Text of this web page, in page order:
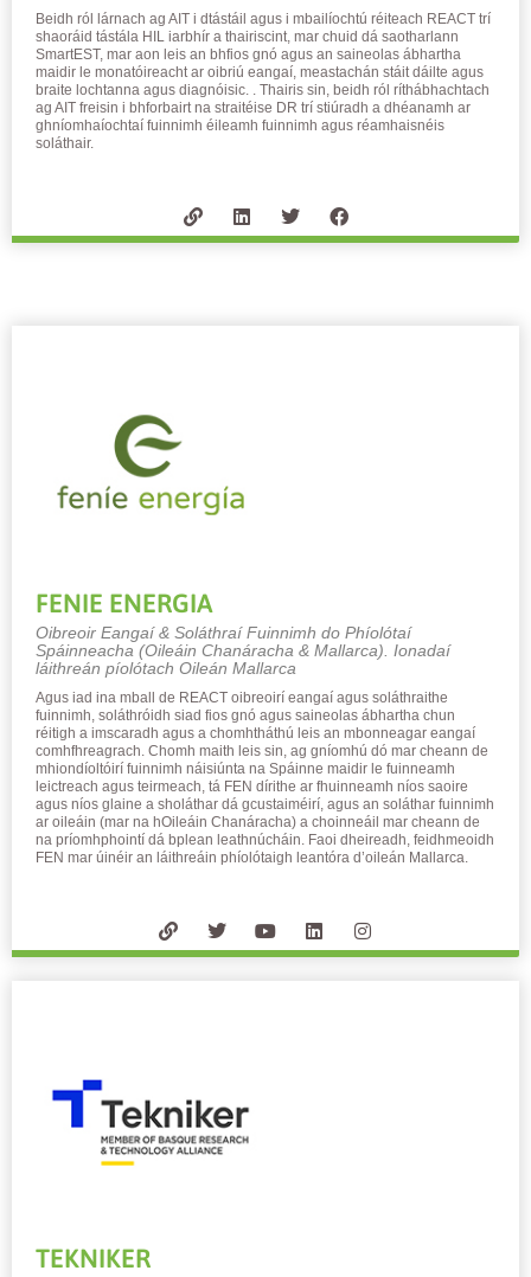
Beidh ról lárnach ag AIT i dtástáil agus i mbailíochtú réiteach REACT trí
shaoráid tástála HIL iarbhír a thairiscint, mar chuid dá saotharlann
SmartEST, mar aon leis an bhfios gnó agus an saineolas ábhartha
maidir le monatóireacht ar oibriú eangaí, meastachán stáit dáilte agus
braite lochtanna agus diagnóisic. . Thairis sin, beidh ról ríthábhachtach
ag AIT freisin i bhforbairt na straitéise DR trí stiúradh a dhéanamh ar
ghníomhaíochtaí fuinnimh éileamh fuinnimh agus réamhaisnéis
soláthair.
FENIE ENERGIA
Oibreoir Eangaí & Soláthraí Fuinnimh do Phíolótaí
Spáinneacha (Oileáin Chanáracha & Mallarca). Ionadaí
láithreán píolótach Oileán Mallarca
Agus iad ina mball de REACT oibreoirí eangaí agus soláthraithe
fuinnimh, soláthróidh siad fios gnó agus saineolas ábhartha chun
réitigh a imscaradh agus a chomhtháthú leis an mbonneagar eangaí
comhfhreagrach. Chomh maith leis sin, ag gníomhú dó mar cheann de
mhiondíoltóirí fuinnimh náisiúnta na Spáinne maidir le fuinneamh
leictreach agus teirmeach, tá FEN dírithe ar fhuinneamh níos saoire
agus níos glaine a sholáthar dá gcustaiméirí, agus an soláthar fuinnimh
ar oileáin (mar na hOileáin Chanáracha) a choinneáil mar cheann de
na príomhphointí dá bplean leathnúcháin. Faoi dheireadh, feidhmeoidh
FEN mar úinéir an láithreáin phíolótaigh leantóra d’oileán Mallarca.
TEKNIKER